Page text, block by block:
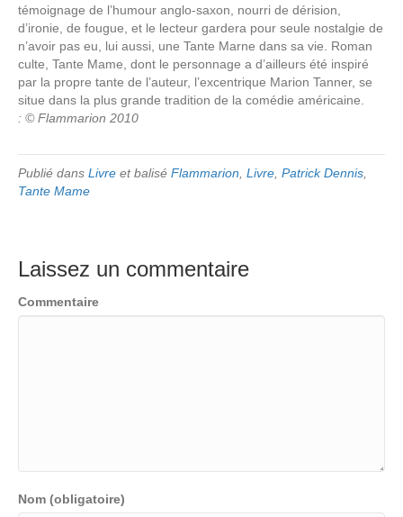
témoignage de l’humour anglo-saxon, nourri de dérision,
d’ironie, de fougue, et le lecteur gardera pour seule nostalgie de
n’avoir pas eu, lui aussi, une Tante Marne dans sa vie. Roman
culte, Tante Mame, dont le personnage a d’ailleurs été inspiré
par la propre tante de l’auteur, l’excentrique Marion Tanner, se
situe dans la plus grande tradition de la comédie américaine.
: © Flammarion 2010
Publié dans Livre et balisé Flammarion Livre Patrick Dennis
Tante Mame
Laissez un commentaire
Commentaire
Nom (obligatoire)